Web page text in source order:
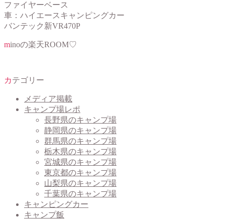
ファイヤーベース
車：ハイエースキャンピングカー
バンテック新VR470P
minoの楽天ROOM♡
カテゴリー
メディア掲載
キャンプ場レポ
長野県のキャンプ場
静岡県のキャンプ場
群馬県のキャンプ場
栃木県のキャンプ場
宮城県のキャンプ場
東京都のキャンプ場
山梨県のキャンプ場
千葉県のキャンプ場
キャンピングカー
キャンプ飯